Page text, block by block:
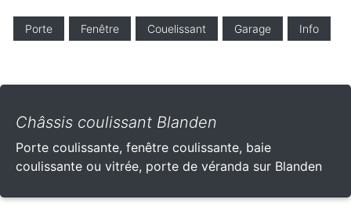
Porte Fenêtre Couelissant Garage Info
Châssis coulissant Blanden
Porte coulissante, fenêtre coulissante, baie
coulissante ou vitrée, porte de véranda sur Blanden